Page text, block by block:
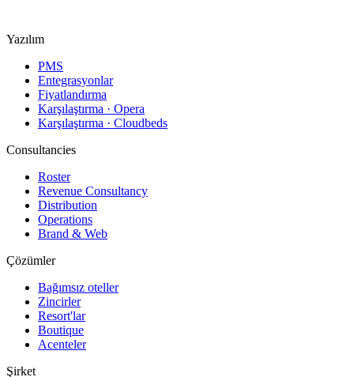
Yazılım
PMS
Entegrasyonlar
Fiyatlandırma
Karşılaştırma · Opera
Karşılaştırma · Cloudbeds
Consultancies
Roster
Revenue Consultancy
Distribution
Operations
Brand & Web
Çözümler
Bağımsız oteller
Zincirler
Resort'lar
Boutique
Acenteler
Şirket